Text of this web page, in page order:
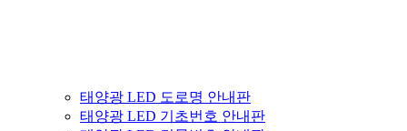
태양광 LED 도로명 안내판
태양광 LED 기초번호 안내판